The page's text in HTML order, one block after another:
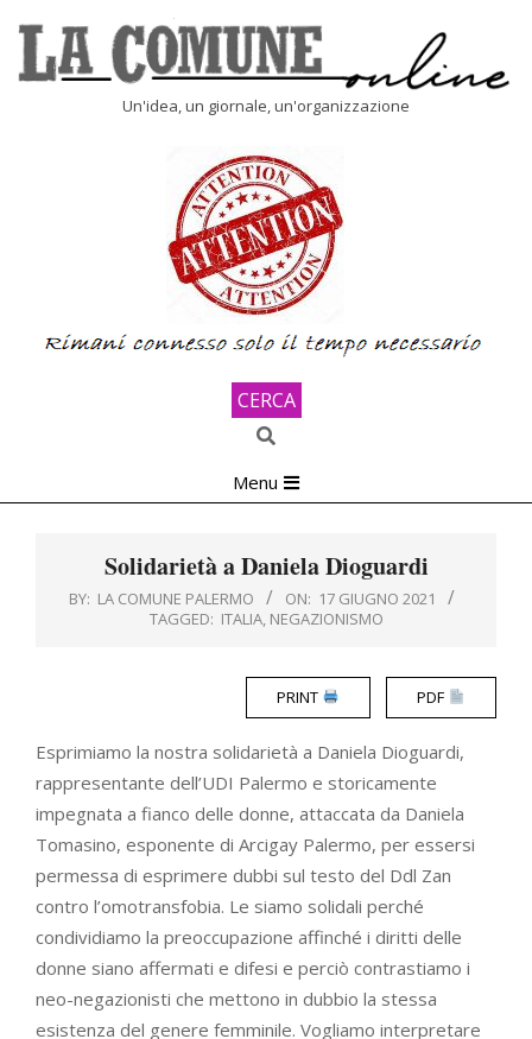
content
Un'idea, un giornale, un'organizzazione
CERCA
Search
Navigation
Menu
Solidarietà a Daniela Dioguardi
BY: LA COMUNE PALERMO ON: 17 GIUGNO 2021
TAGGED: ITALIA, NEGAZIONISMO
PRINT PDF
Esprimiamo la nostra solidarietà a Daniela Dioguardi,
rappresentante dell’UDI Palermo e storicamente
impegnata a fianco delle donne, attaccata da Daniela
Tomasino, esponente di Arcigay Palermo, per essersi
permessa di esprimere dubbi sul testo del Ddl Zan
contro l’omotransfobia. Le siamo solidali perché
condividiamo la preoccupazione affinché i diritti delle
donne siano affermati e difesi e perciò contrastiamo i
neo-negazionisti che mettono in dubbio la stessa
esistenza del genere femminile. Vogliamo interpretare